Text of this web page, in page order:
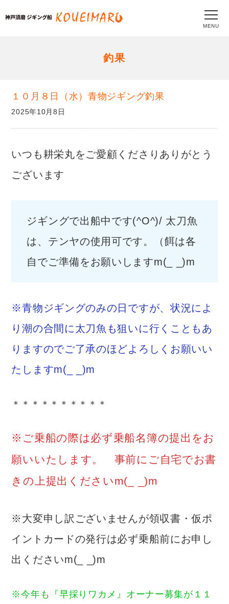
MENU
釣果
１０月８日（水）青物ジギング釣果
2025年10月8日
いつも耕栄丸をご愛顧くださりありがとう
ございます
ジギングで出船中です(^O^)/ 太刀魚
は、テンヤの使用可です。（餌は各
自でご準備をお願いしますm(_ _)m
※青物ジギングのみの日ですが、状況によ
り潮の合間に太刀魚も狙いに行くこともあ
りますのでご了承のほどよろしくお願いい
たしますm(_ _)m
＊＊＊＊＊＊＊＊＊＊
※ご乗船の際は必ず乗船名簿の提出をお
願いいたします。 事前にご自宅でお書
きの上提出くださいm(_ _)m
※大変申し訳ございませんが領収書・仮ポ
イントカードの発行は必ず乗船前にお申し
出くださいm(_ _)m
※今年も『早採りワカメ』オーナー募集が１１